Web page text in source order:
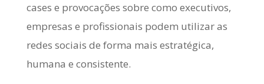
cases e provocações sobre como executivos,
empresas e profissionais podem utilizar as
redes sociais de forma mais estratégica,
humana e consistente.